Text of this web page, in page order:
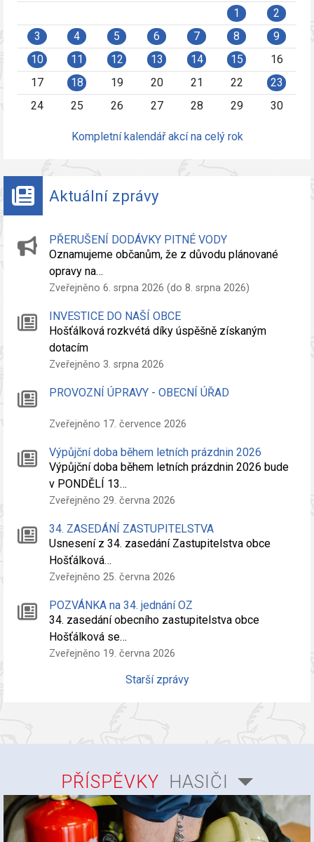
1
2
3
4 5 6 7 8
9
10
11 12 13 14 15
16
17
18 19 20 21 22
23
24
25 26 27 28 29 30
Kompletní kalendář akcí na celý rok
Aktuální zprávy
PŘERUŠENÍ DODÁVKY PITNÉ VODY
Oznamujeme občanům, že z důvodu plánované
opravy na…
Zveřejněno 6. srpna 2026 (do 8. srpna 2026)
INVESTICE DO NAŠÍ OBCE
Hošťálková rozkvétá díky úspěšně získaným
dotacím
Zveřejněno 3. srpna 2026
PROVOZNÍ ÚPRAVY - OBECNÍ ÚŘAD
Zveřejněno 17. července 2026
Výpůjční doba během letních prázdnin 2026
Výpůjční doba během letních prázdnin 2026 bude
v PONDĚLÍ 13…
Zveřejněno 29. června 2026
34. ZASEDÁNÍ ZASTUPITELSTVA
Usnesení z 34. zasedání Zastupitelstva obce
Hošťálková…
Zveřejněno 25. června 2026
POZVÁNKA na 34. jednání OZ
34. zasedání obecního zastupitelstva obce
Hošťálková se…
Zveřejněno 19. června 2026
Starší zprávy
PŘÍSPĚVKY HASIČI